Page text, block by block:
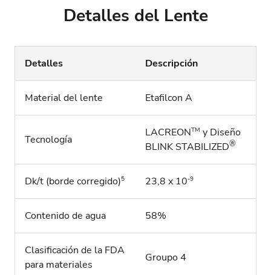
Detalles del Lente
Detalles Descripción
Material del lente Etafilcon A
Tecnología
LACREONTM y Diseño
BLINK STABILIZED®
Dk/t (borde corregido)5 23,8 x 10-9
Contenido de agua 58%
Clasificación de la FDA
para materiales
Groupo 4